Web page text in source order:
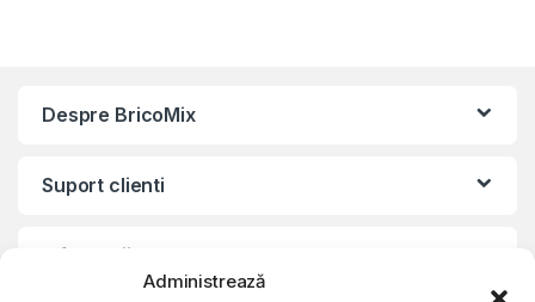
Administrează
Despre BricoMix
Suport clienti
Informatii legale